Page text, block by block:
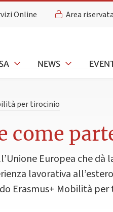
Online Area riservata
NEWS
per tirocinio
come
Europea che dà
lavorativa
Erasmus+ Mobilità per